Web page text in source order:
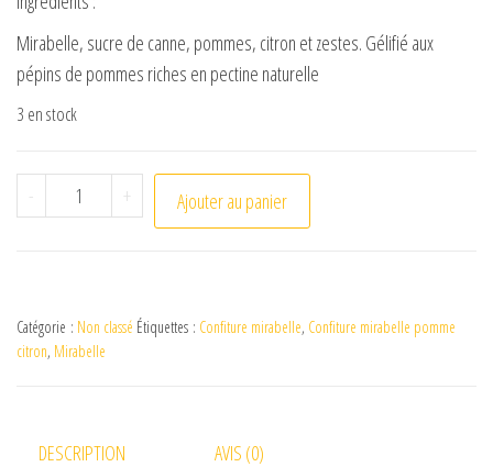
Mirabelle, sucre de canne, pommes, citron et zestes. Gélifié aux
pépins de pommes riches en pectine naturelle
3 en stock
- quantité de Confiture de mirabelles, pommes et citron
+ Ajouter au panier
Catégorie : Non classé Étiquettes : Confiture mirabelle, Confiture mirabelle pomme
citron, Mirabelle
DESCRIPTION AVIS (0)